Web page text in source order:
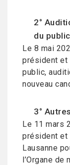
2°
du public
Le 8 mai
président et
public,
nouveau
3°
Le 11 mars
président et
Lausanne
l’Organe de